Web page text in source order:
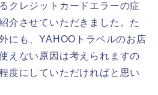
クレジットカードエラーの症
介させていただきました。た
にも、YAHOOトラベルのお店
えない原因は考えられますの
度にしていただければと思い